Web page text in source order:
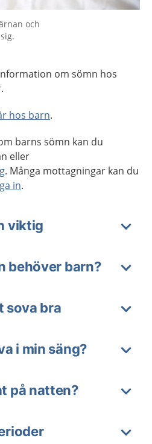
och
om sömn hos
hos barn.
barns sömn kan du
eller
. Många mottagningar kan du
in.
viktig
behöver barn?
sova bra
i min säng?
på natten?